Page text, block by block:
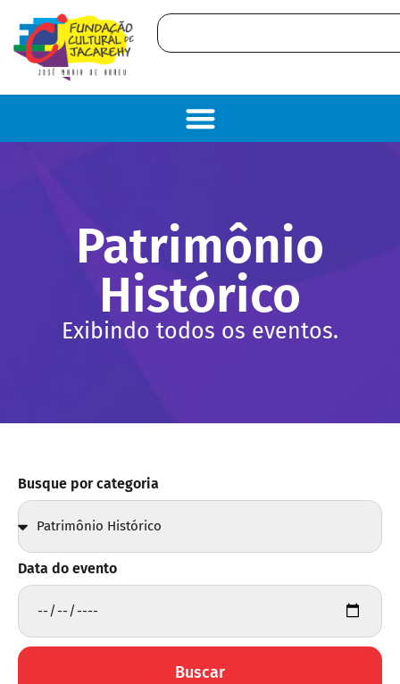
Patrimônio
Histórico
Exibindo todos os eventos.
Busque por categoria
Data do evento
Buscar